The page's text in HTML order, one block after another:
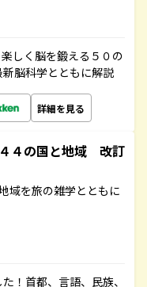
しく脳を鍛える５０の
脳科学とともに解説
詳細を見る
４の国と地域 改訂
域を旅の雑学とともに
！首都、言語、民族、